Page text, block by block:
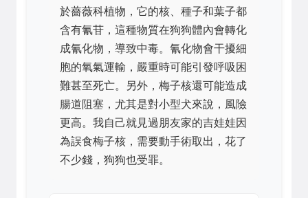
於薔薇科植物，它的核、種子和葉子都
含有氰苷，這種物質在狗狗體內會轉化
成氰化物，導致中毒。氰化物會干擾細
胞的氧氣運輸，嚴重時可能引發呼吸困
難甚至死亡。另外，梅子核還可能造成
腸道阻塞，尤其是對小型犬來說，風險
更高。我自己就見過朋友家的吉娃娃因
為誤食梅子核，需要動手術取出，花了
不少錢，狗狗也受罪。